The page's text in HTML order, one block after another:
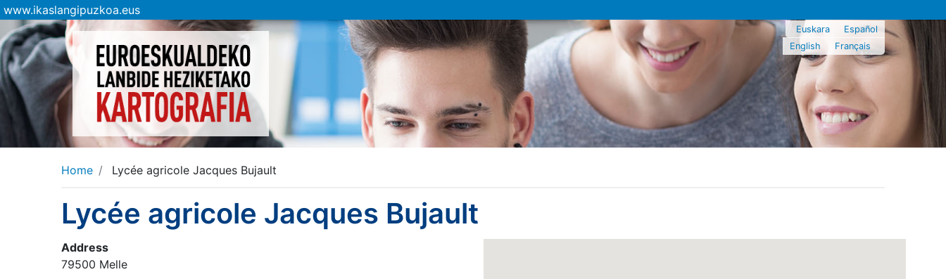
www.ikaslangipuzkoa.eus
Euskara
Español
English
Français
Home Lycée agricole Jacques Bujault
Lycée agricole Jacques Bujault
Address
79500 Melle